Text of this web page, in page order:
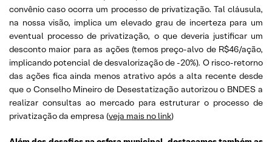
convênio caso ocorra um processo de privatização. Tal cláusula,
na nossa visão, implica um elevado grau de incerteza para um
eventual processo de privatização, o que deveria justificar um
desconto maior para as ações (temos preço-alvo de R$46/ação,
implicando potencial de desvalorização de -20%). O risco-retorno
das ações fica ainda menos atrativo após a alta recente desde
que o Conselho Mineiro de Desestatização autorizou o BNDES a
realizar consultas ao mercado para estruturar o processo de
privatização da empresa (veja mais no link)